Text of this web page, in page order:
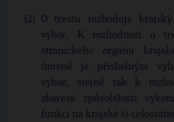
O trestu rozhoduje
výbor. K rozhodnutí o
stranického orgánu
úrovně je příslušným
výbor, stejně tak k
zbavení způsobilosti
funkci na krajské či